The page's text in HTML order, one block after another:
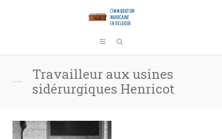
Travailleur aux usines
sidérurgiques Henricot